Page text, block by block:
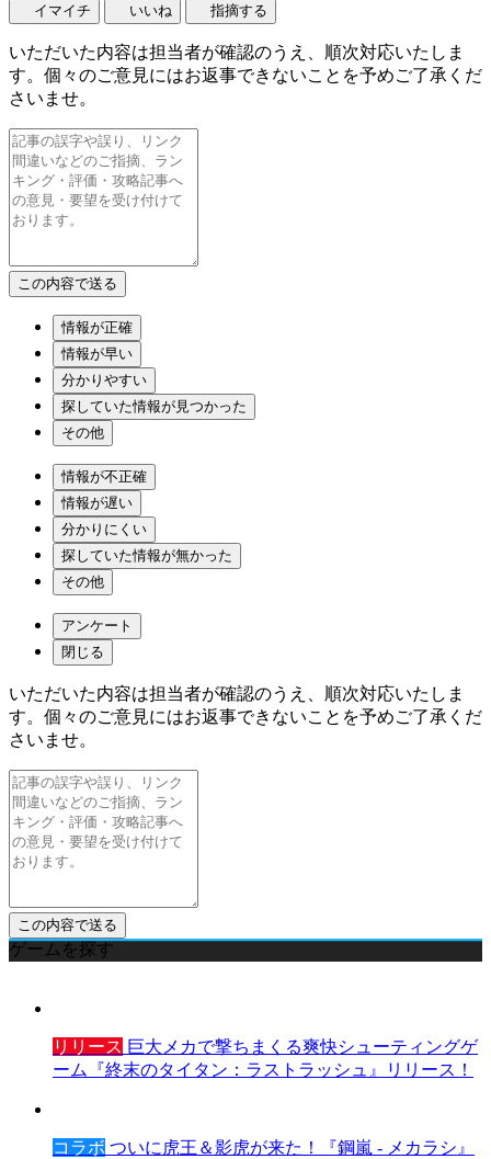
イマイチ いいね 指摘する
いただいた内容は担当者が確認のうえ、順次対応いたしま
す。個々のご意見にはお返事できないことを予めご了承くだ
さいませ。
情報が正確
情報が早い
分かりやすい
探していた情報が見つかった
その他
情報が不正確
情報が遅い
分かりにくい
探していた情報が無かった
その他
アンケート
閉じる
いただいた内容は担当者が確認のうえ、順次対応いたしま
す。個々のご意見にはお返事できないことを予めご了承くだ
さいませ。
ゲームを探す
リリース 巨大メカで撃ちまくる爽快シューティングゲ
ーム『終末のタイタン：ラストラッシュ』リリース！
コラボ ついに虎王＆影虎が来た！『鋼嵐 - メカラシ』